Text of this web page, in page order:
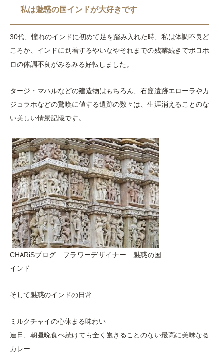
私は魅惑の国インドが大好きです
30代、憧れのインドに初めて足を踏み入れた時、私は体調不良ど
ころか、インドに到着するやいなやそれまでの残業続きでボロボ
ロの体調不良がみるみる好転しました。
タージ・マハルなどの建造物はもちろん、石窟遺跡エローラやカ
ジュラホなどの驚嘆に値する遺跡の数々は、生涯消えることのな
い美しい情景記憶です。
CHARiSブログ フラワーデザイナー 魅惑の国
インド
そして魅惑のインドの日常
ミルクチャイの心休まる味わい
連日、朝昼晩食べ続けても全く飽きることのない最高に美味なる
カレー